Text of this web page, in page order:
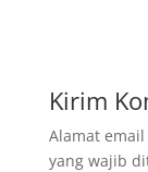
Kirim
Alamat
yang wajib